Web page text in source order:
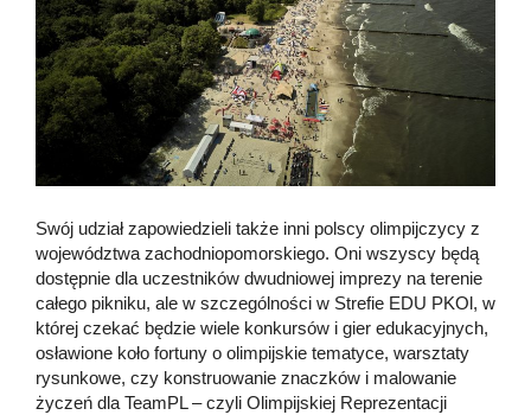
Swój udział zapowiedzieli także inni polscy olimpijczycy z
województwa zachodniopomorskiego. Oni wszyscy będą
dostępnie dla uczestników dwudniowej imprezy na terenie
całego pikniku, ale w szczególności w Strefie EDU PKOl, w
której czekać będzie wiele konkursów i gier edukacyjnych,
osławione koło fortuny o olimpijskie tematyce, warsztaty
rysunkowe, czy konstruowanie znaczków i malowanie
życzeń dla TeamPL – czyli Olimpijskiej Reprezentacji